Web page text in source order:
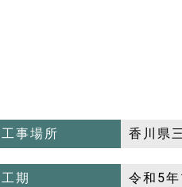
工事場所 香川県
工期 令和5